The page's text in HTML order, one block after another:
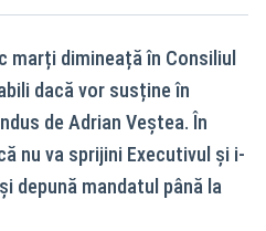
marți dimineață în Consiliul
dacă vor susține în
de Adrian Veștea. În
nu va sprijini Executivul și i-
depună mandatul până la